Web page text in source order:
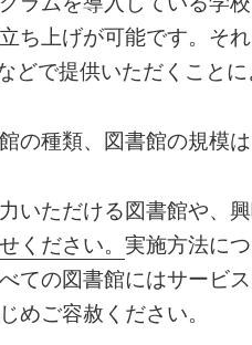
ち上げが可能です。そ
どで提供いただくこと
の種類、図書館の規模
いただける図書館や、
ください。実施方法に
ての図書館にはサービ
めご容赦ください。